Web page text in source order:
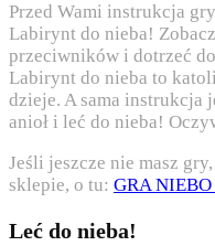
Przed Wami instrukcja
Labirynt do nieba!
przeciwników i dotrzeć
Labirynt do nieba to
dzieje. A sama instrukcja
anioł i leć do nieba!
Jeśli jeszcze nie masz
sklepie, o tu: GRA
Leć do nieba!